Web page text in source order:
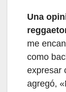
Una
me
como
expresar
agregó,